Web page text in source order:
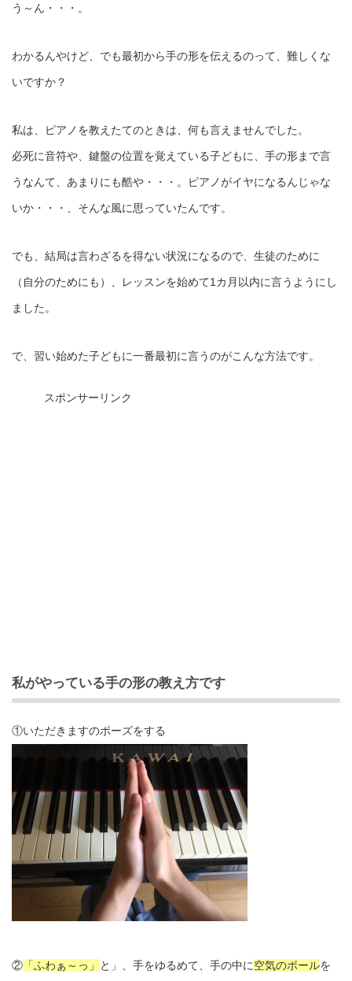
う～ん・・・。
わかるんやけど、でも最初から手の形を伝えるのって、難しくな
いですか？
私は、ピアノを教えたてのときは、何も言えませんでした。
必死に音符や、鍵盤の位置を覚えている子どもに、手の形まで言
うなんて、あまりにも酷や・・・。ピアノがイヤになるんじゃな
いか・・・、そんな風に思っていたんです。
でも、結局は言わざるを得ない状況になるので、生徒のために
（自分のためにも）、レッスンを始めて1カ月以内に言うようにし
ました。
で、習い始めた子どもに一番最初に言うのがこんな方法です。
スポンサーリンク
私がやっている手の形の教え方です
①いただきますのポーズをする
② 「ふわぁ～っ」 と」、手をゆるめて、手の中に空気のボールを